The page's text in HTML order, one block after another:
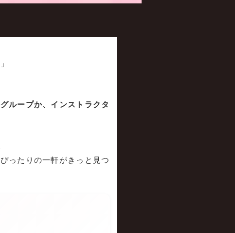
ループか、インストラクタ
ったりの一軒がきっと見つ